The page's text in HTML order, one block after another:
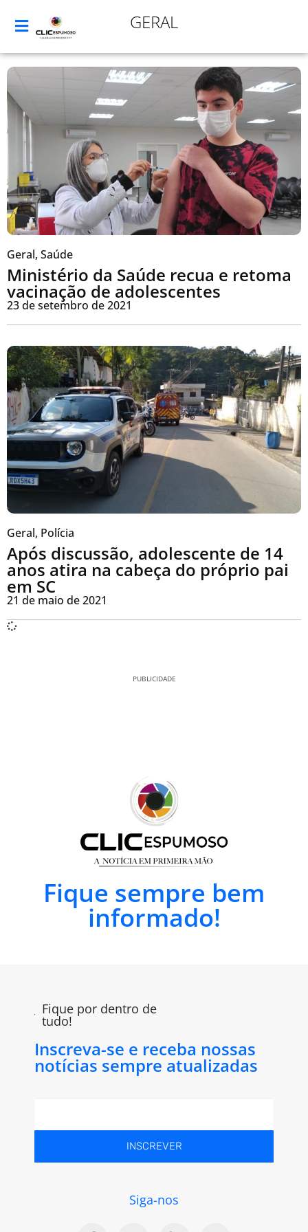
GERAL
Geral, Saúde
Ministério da Saúde recua e retoma
vacinação de adolescentes
23 de setembro de 2021
Geral, Polícia
Após discussão, adolescente de 14
anos atira na cabeça do próprio pai
em SC
21 de maio de 2021
PUBLICIDADE
Fique sempre bem
informado!
Fique por dentro de
tudo!
Inscreva-se e receba nossas
notícias sempre atualizadas
INSCREVER
Siga-nos